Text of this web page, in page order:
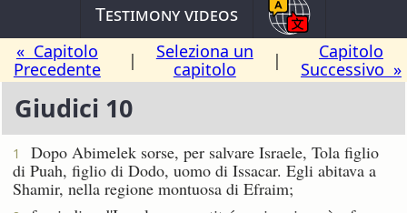
Testimony videos
« Capitolo
Precedente
|
Seleziona un
capitolo
|
Capitolo
Successivo »
Giudici 10
1
Dopo Abimelek sorse, per salvare Israele, Tola figlio
di Puah, figlio di Dodo, uomo di Issacar. Egli abitava a
Shamir, nella regione montuosa di Efraim;